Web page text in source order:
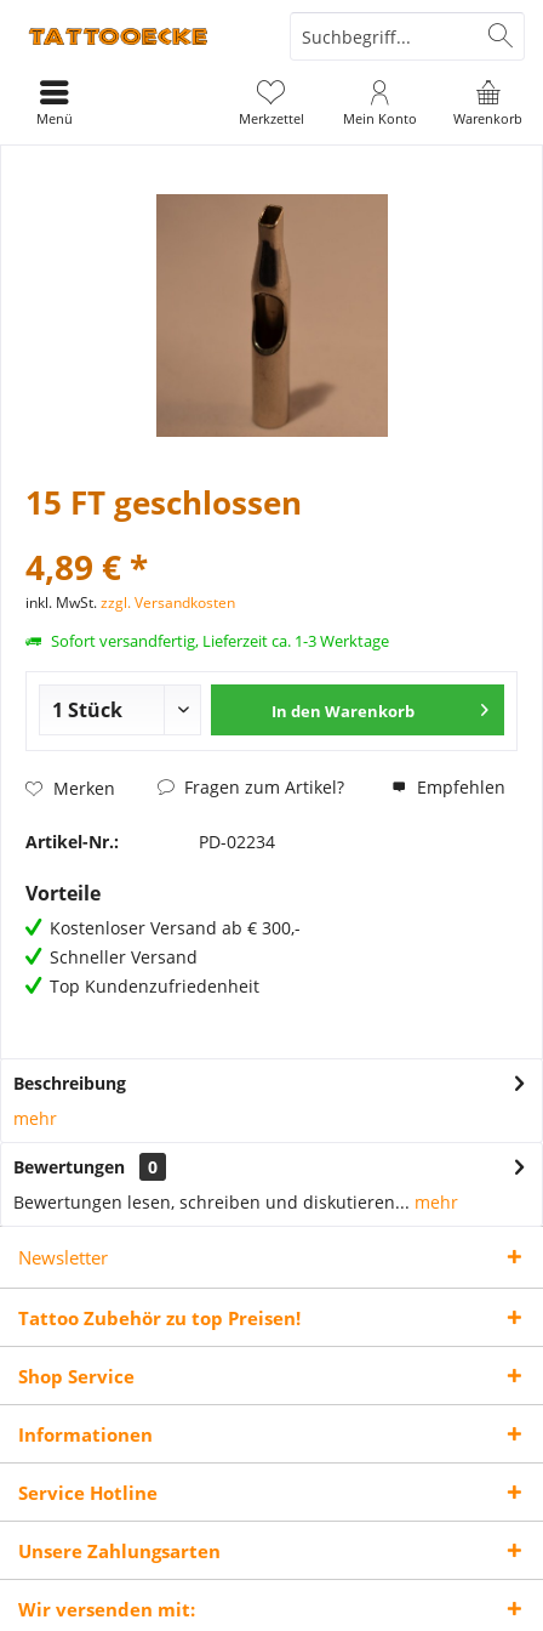
Warenkorb
Merkzettel Mein Konto
Menü
15 FT geschlossen
4,89 € *
inkl. MwSt.zzgl. Versandkosten
Sofort versandfertig, Lieferzeit ca. 1-3 Werktage
In den Warenkorb
Merken Fragen zum Artikel? Empfehlen
Artikel-Nr.: PD-02234
Vorteile
Kostenloser Versand ab € 300,-
Schneller Versand
Top Kundenzufriedenheit
Beschreibung
mehr
Bewertungen
0
Bewertungen lesen, schreiben und diskutieren... mehr
Newsletter
Tattoo Zubehör zu top Preisen!
Shop Service
Informationen
Service Hotline
Unsere Zahlungsarten
Wir versenden mit: